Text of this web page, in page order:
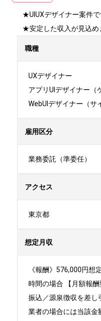
★UIUXデザイナー案件で
★安定した収入が見込め
職種
UXデザイナー
アプリUIデザイナー（
WebUIデザイナー（サ
雇用区分
業務委託（準委任）
アクセス
東京都
想定月収
《報酬》576,000円
時間の場合 【月額報
振込／源泉徴収を差
業者の場合には当該金